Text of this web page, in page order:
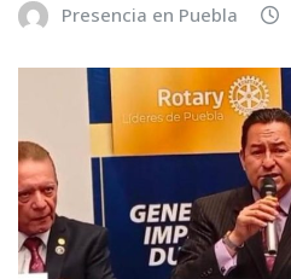
Presencia en Puebla